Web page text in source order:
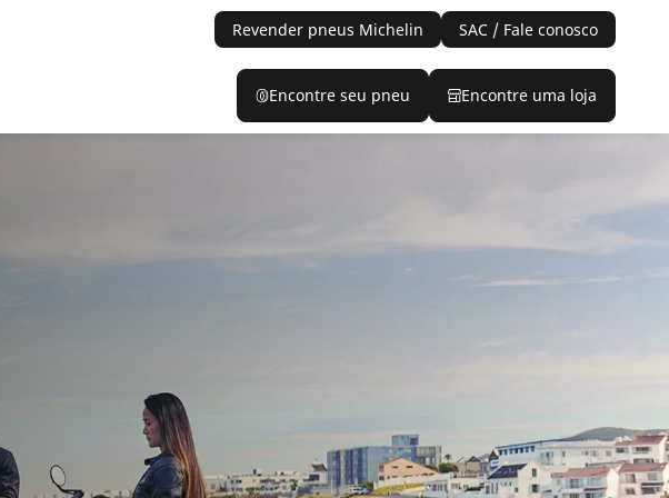
Revender pneus Michelin SAC / Fale conosco
Encontre seu pneu Encontre uma loja